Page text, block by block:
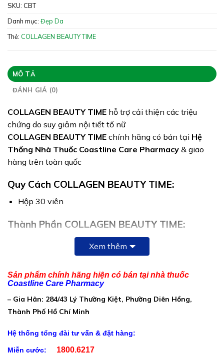
Giấy phép:10690/2020/ĐKSP – 1690/2021/XNQC-
ATTP
Quy cách:Hộp 30 viên
SKU: CBT
Danh mục: Đẹp Da
Thẻ: COLLAGEN BEAUTY TIME
MÔ TẢ
ĐÁNH GIÁ (0)
COLLAGEN BEAUTY TIME hỗ trợ cải thiện các triệu
chứng do suy giảm nội tiết tố nữ
COLLAGEN BEAUTY TIME chính hãng có bán tại Hệ
Thống Nhà Thuốc Coastline Care Pharmacy & giao
hàng trên toàn quốc
Quy Cách COLLAGEN BEAUTY TIME:
Hộp 30 viên
Thành Phần COLLAGEN BEAUTY TIME:
Trong một viên nang mềm có chứa:
Collagen peptide:…………………………………………200mg
Glutathione 50%:………………………………………….100mg
L-cystine:………………………………………………………50mg
Cao đương quy:…………………………………………….30mg
Xem thêm
Sản phẩm chính hãng hiện có bán tại nhà thuốc
Coastline Care Pharmacy
– Gia Hân: 284/43 Lý Thường Kiệt, Phường Diên Hồng,
Thành Phố Hồ Chí Minh
Hệ thống tổng đài tư vấn & đặt hàng:
Miễn cước: 1800.6217